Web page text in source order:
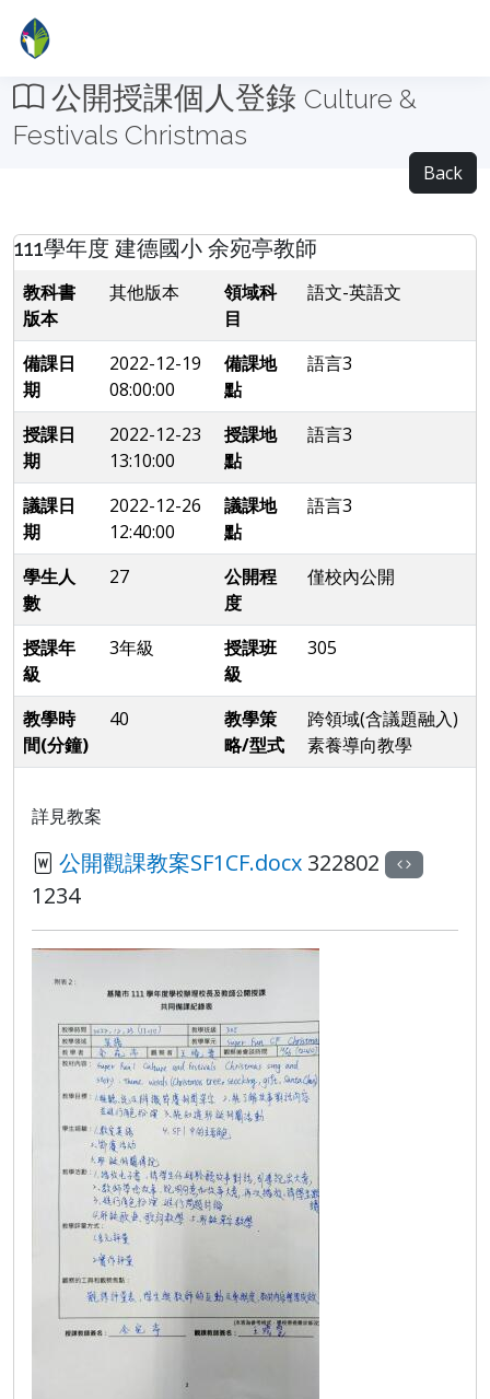
公開授課個人登錄 Culture &
Festivals Christmas
Back
111學年度 建德國小 余宛亭教師
教科書
版本
其他版本
領域科
目
語文-英語文
備課日
期
2022-12-19
08:00:00
備課地
點
語言3
授課日
期
2022-12-23
13:10:00
授課地
點
語言3
議課日
期
2022-12-26
12:40:00
議課地
點
語言3
學生人
數
27
公開程
度
僅校內公開
授課年
級
3年級
授課班
級
305
教學時
間(分鐘)
40
教學策
略/型式
跨領域(含議題融入)
素養導向教學
詳見教案
公開觀課教案SF1CF.docx 322802
1234